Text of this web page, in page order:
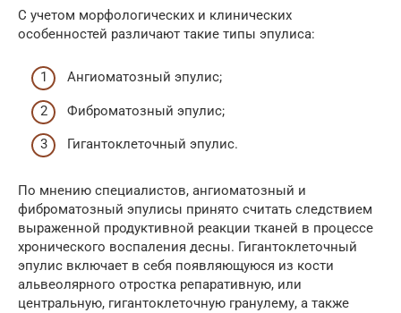
С учетом морфологических и клинических
особенностей различают такие типы эпулиса:
Ангиоматозный эпулис;
Фиброматозный эпулис;
Гигантоклеточный эпулис.
По мнению специалистов, ангиоматозный и
фиброматозный эпулисы принято считать следствием
выраженной продуктивной реакции тканей в процессе
хронического воспаления десны. Гигантоклеточный
эпулис включает в себя появляющуюся из кости
альвеолярного отростка репаративную, или
центральную, гигантоклеточную гранулему, а также